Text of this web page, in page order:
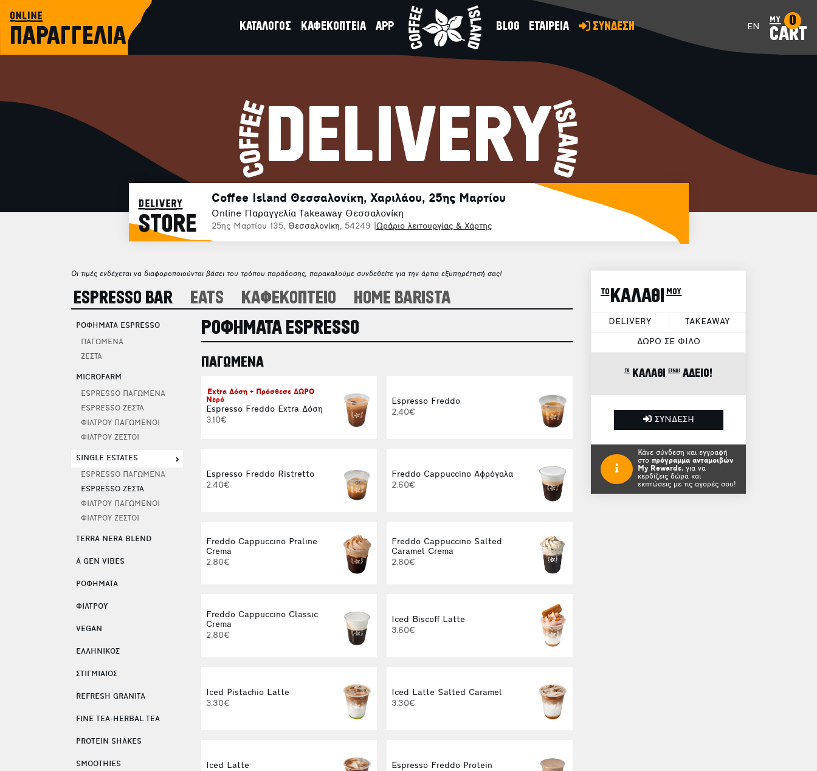
online
ΠΑΡΑΓΓΕΛΙΑ ΚΑΤΑΛΟΓΟΣ ΚΑΦΕΚΟΠΤΕΙΑ APP BLOG ΕΤΑΙΡΕΙΑ ΣΥΝΔΕΣΗ EN my
CART
0
DELIVERY
delivery
STORE
Coffee Island Θεσσαλονίκη, Χαριλάου, 25ης Μαρτίου
Online Παραγγελία Takeaway Θεσσαλονίκη
25ης Μαρτίου 135, Θεσσαλονίκη, 54249 Ωράριο λειτουργίας & Χάρτης
Οι τιμές ενδέχεται να διαφοροποιούνται βάσει του τρόπου παράδοσης, παρακαλούμε συνδεθείτε για την άρτια εξυπηρέτησή σας!
ESPRESSO BAR EATS ΚΑΦΕΚΟΠΤΕΙΟ HOME BARISTA
ΡΟΦΗΜΑΤΑ ESPRESSO
ΠΑΓΩΜΕΝΑ
ΖΕΣΤΑ
MICROFARM
ESPRESSO ΠΑΓΩΜΕΝΑ
ESPRESSO ΖΕΣΤΑ
ΦΙΛΤΡΟΥ ΠΑΓΩΜΕΝΟΙ
ΦΙΛΤΡΟΥ ΖΕΣΤΟΙ
SINGLE ESTATES
ESPRESSO ΠΑΓΩΜΕΝΑ
ESPRESSO ΖΕΣΤΑ
ΦΙΛΤΡΟΥ ΠΑΓΩΜΕΝΟΙ
ΦΙΛΤΡΟΥ ΖΕΣΤΟΙ
TERRA NERA BLEND
A GEN VIBES
ΡΟΦΗΜΑΤΑ
ΦΙΛΤΡΟΥ
VEGAN
ΕΛΛΗΝΙΚΟΣ
ΣΤΙΓΜΙΑΙΟΣ
REFRESH GRANITA
FINE TEA-HERBAL TEA
PROTEIN SHAKES
SMOOTHIES
ΡΟΦΗΜΑΤΑ ESPRESSO
ΠΑΓΩΜΕΝΑ
Extra Δόση + Πρόσθεσε ΔΩΡΟ
Νερό
Espresso Freddo Extra Δόση
3.10€
Espresso Freddo
2.40€
Espresso Freddo Ristretto
2.40€
Freddo Cappuccino Αφρόγαλα
2.60€
Freddo Cappuccino Praline
Crema
2.80€
Freddo Cappuccino Salted
Caramel Crema
2.80€
Freddo Cappuccino Classic
Crema
2.80€
Iced Biscoff Latte
3.60€
Iced Pistachio Latte
3.30€
Iced Latte Salted Caramel
3.30€
Iced Latte
Espresso Freddo Protein
το ΚΑΛΑΘΙ μου
DELIVERY TAKEAWAY
ΔΩΡΟ ΣΕ ΦΙΛΟ
το ΚΑΛΑΘΙ είναι ΑΔΕΙΟ!
ΣΥΝΔΕΣΗ
Κάνε σύνδεση και εγγραφή
στο πρόγραμμα ανταμοιβών
My Rewards, για να
κερδίζεις δώρα και
εκπτώσεις με τις αγορές σου!